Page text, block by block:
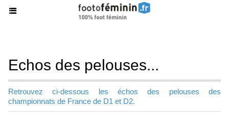
Echos des pelouses...
Retrouvez ci-dessous les échos des pelouses des
championnats de France de D1 et D2.